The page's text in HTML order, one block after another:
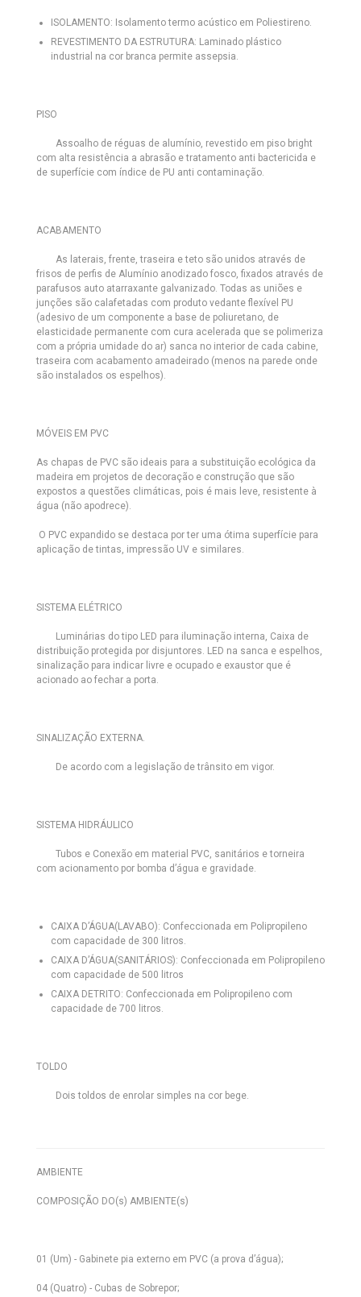
ISOLAMENTO: Isolamento termo acústico em Poliestireno.
REVESTIMENTO DA ESTRUTURA: Laminado plástico
industrial na cor branca permite assepsia.
PISO
Assoalho de réguas de alumínio, revestido em piso bright
com alta resistência a abrasão e tratamento anti bactericida e
de superfície com índice de PU anti contaminação.
ACABAMENTO
As laterais, frente, traseira e teto são unidos através de
frisos de perfis de Alumínio anodizado fosco, fixados através de
parafusos auto atarraxante galvanizado. Todas as uniões e
junções são calafetadas com produto vedante flexível PU
(adesivo de um componente a base de poliuretano, de
elasticidade permanente com cura acelerada que se polimeriza
com a própria umidade do ar) sanca no interior de cada cabine,
traseira com acabamento amadeirado (menos na parede onde
são instalados os espelhos).
MÓVEIS EM PVC
As chapas de PVC são ideais para a substituição ecológica da
madeira em projetos de decoração e construção que são
expostos a questões climáticas, pois é mais leve, resistente à
água (não apodrece).
O PVC expandido se destaca por ter uma ótima superfície para
aplicação de tintas, impressão UV e similares.
SISTEMA ELÉTRICO
Luminárias do tipo LED para iluminação interna, Caixa de
distribuição protegida por disjuntores. LED na sanca e espelhos,
sinalização para indicar livre e ocupado e exaustor que é
acionado ao fechar a porta.
SINALIZAÇÃO EXTERNA.
De acordo com a legislação de trânsito em vigor.
SISTEMA HIDRÁULICO
Tubos e Conexão em material PVC, sanitários e torneira
com acionamento por bomba d’água e gravidade.
CAIXA D’ÁGUA(LAVABO): Confeccionada em Polipropileno
com capacidade de 300 litros.
CAIXA D’ÁGUA(SANITÁRIOS): Confeccionada em Polipropileno
com capacidade de 500 litros
CAIXA DETRITO: Confeccionada em Polipropileno com
capacidade de 700 litros.
TOLDO
Dois toldos de enrolar simples na cor bege.
AMBIENTE
COMPOSIÇÃO DO(s) AMBIENTE(s)
01 (Um) - Gabinete pia externo em PVC (a prova d’água);
04 (Quatro) - Cubas de Sobrepor;